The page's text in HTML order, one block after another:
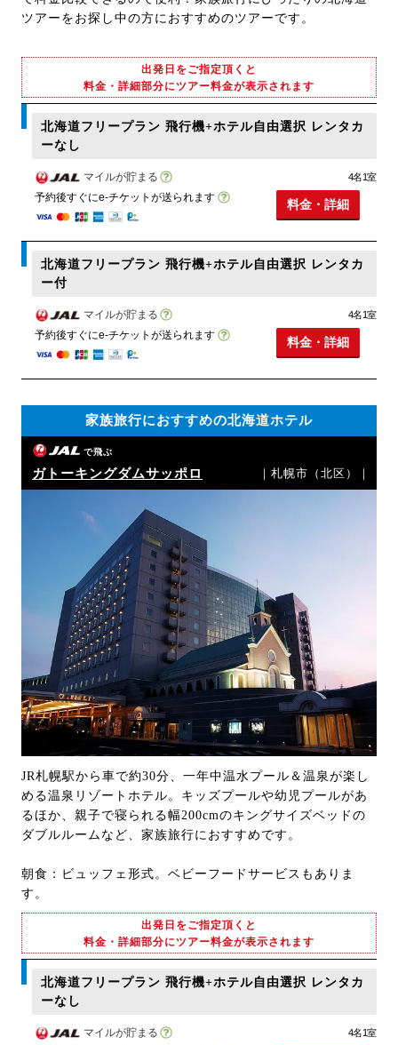
ツアーをお探し中の方におすすめのツアーです。
出発日をご指定頂くと
料金・詳細部分にツアー料金が表示されます
北海道フリープラン 飛行機+ホテル自由選択 レンタカ
ーなし
マイルが貯まる
予約後すぐにe-チケットが送られます
4名1室
料金・詳細
北海道フリープラン 飛行機+ホテル自由選択 レンタカ
ー付
マイルが貯まる
予約後すぐにe-チケットが送られます
4名1室
料金・詳細
家族旅行におすすめの北海道ホテル
で飛ぶ
ガトーキングダムサッポロ ｜札幌市（北区）｜
JR札幌駅から車で約30分、一年中温水プール＆温泉が楽し
める温泉リゾートホテル。キッズプールや幼児プールがあ
るほか、親子で寝られる幅200cmのキングサイズベッドの
ダブルルームなど、家族旅行におすすめです。
朝食：ビュッフェ形式。ベビーフードサービスもありま
す。
出発日をご指定頂くと
料金・詳細部分にツアー料金が表示されます
北海道フリープラン 飛行機+ホテル自由選択 レンタカ
ーなし
マイルが貯まる
4名1室